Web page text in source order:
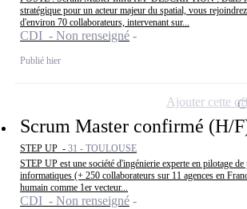
stratégique pour un acteur majeur du spatial, vous
d'environ 70 collaborateurs, intervenant sur...
CDI - Non renseigné
Publié hier
Scrum Master confirmé (H/
STEP UP - 31 - TOULOUSE
STEP UP est une société d'ingénierie experte en pilotage
informatiques (+ 250 collaborateurs sur 11 agences en
humain comme 1er vecteur...
CDI - Non renseigné
Ajouter cette